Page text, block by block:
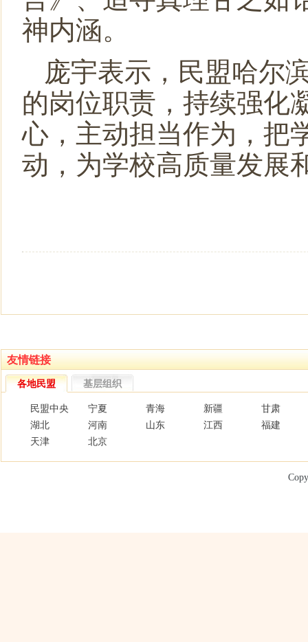
神内涵。
庞宇表示，民盟哈尔
的岗位职责，持续强化
心，主动担当作为，把
动，为学校高质量发展
友情链接
各地民盟 基层组织
民盟中央 宁夏 青海 新疆
甘肃
湖北
河南 山东 江西
福建
天津
北京